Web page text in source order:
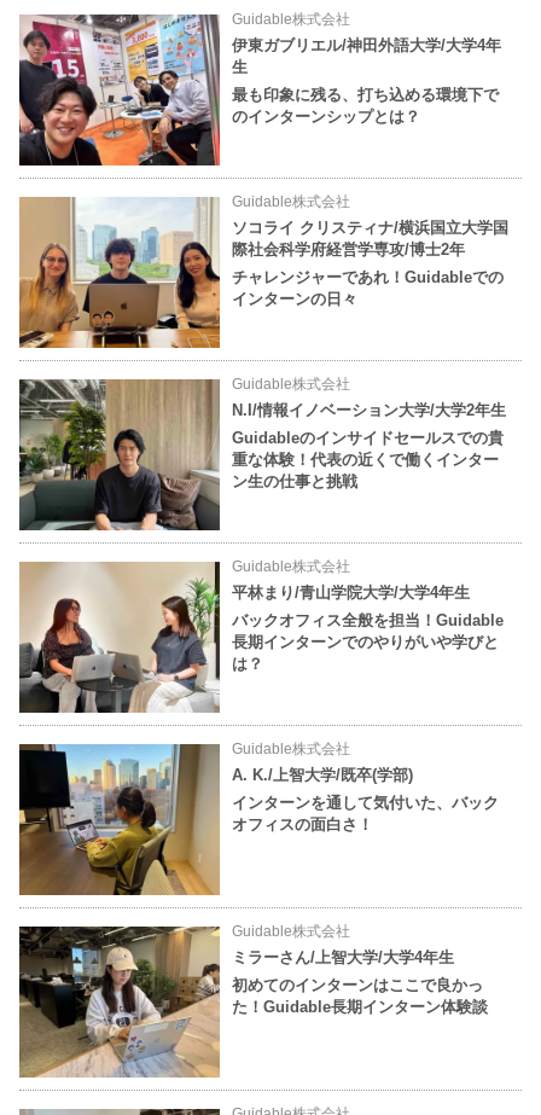
Guidable株式会社
伊東ガブリエル/神田外語大学/大学4年
生
最も印象に残る、打ち込める環境下で
のインターンシップとは？
Guidable株式会社
ソコライ クリスティナ/横浜国立大学国
際社会科学府経営学専攻/博士2年
チャレンジャーであれ！Guidableでの
インターンの日々
Guidable株式会社
N.I/情報イノベーション大学/大学2年生
Guidableのインサイドセールスでの貴
重な体験！代表の近くで働くインター
ン生の仕事と挑戦
Guidable株式会社
平林まり/青山学院大学/大学4年生
バックオフィス全般を担当！Guidable
長期インターンでのやりがいや学びと
は？
Guidable株式会社
A. K./上智大学/既卒(学部)
インターンを通して気付いた、バック
オフィスの面白さ！
Guidable株式会社
ミラーさん/上智大学/大学4年生
初めてのインターンはここで良かっ
た！Guidable長期インターン体験談